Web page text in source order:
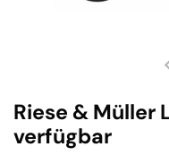
Riese & Müller
verfügbar